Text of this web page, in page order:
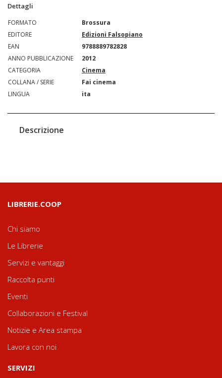
Dettagli
FORMATO
Brossura
EDITORE
Edizioni Falsopiano
EAN
9788889782828
ANNO PUBBLICAZIONE
2012
CATEGORIA
Cinema
COLLANA / SERIE
Fai cinema
LINGUA
ita
Descrizione
LIBRERIE.COOP
Chi siamo
Le Librerie
Servizi e vantaggi
Raccolta punti
Eventi
Collaborazioni e Festival
Notizie e Area stampa
Lavora con noi
SERVIZI